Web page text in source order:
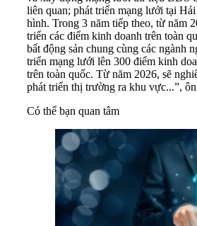
liên quan; phát triển mạng lưới tại
hình. Trong 3 năm tiếp theo, từ năm
triển các điểm kinh doanh trên toàn
bất động sản chung cùng các ngành
triển mạng lưới lên 300 điểm kinh
trên toàn quốc. Từ năm 2026, sẽ
phát triển thị trường ra khu vực...”,
Có thể bạn quan tâm